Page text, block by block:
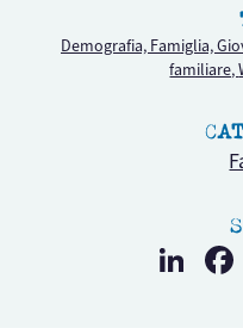
Demografia, Famiglia,
familiare,